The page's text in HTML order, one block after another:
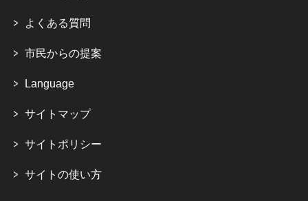
よくある質問
市民からの提案
Language
サイトマップ
サイトポリシー
サイトの使い方